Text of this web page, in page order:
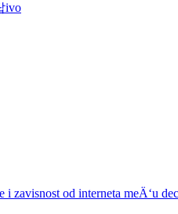
ivo
i zavisnost od interneta meÄ‘u